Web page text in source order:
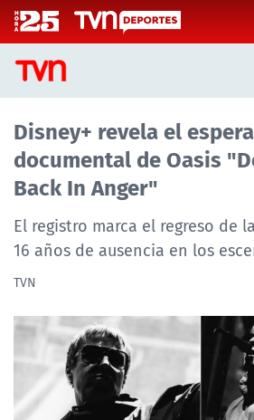
Click acá para ir directamente al
CASTING MASTERCHEF CHILE
CASTING TVN VERTICAL
TVN VERTICAL
TVN PLAY
TELESERIES
NTV
Disney+ revela el
documental de Oasis
Back In Anger"
El registro marca el regreso de
16 años de ausencia en los
TVN